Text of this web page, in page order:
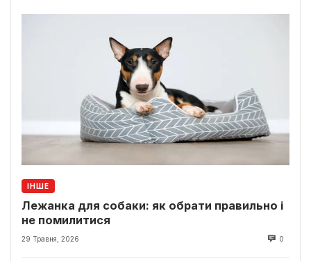
ІНШЕ
Лежанка для собаки: як обрати правильно і
не помилитися
29 Травня, 2026 0